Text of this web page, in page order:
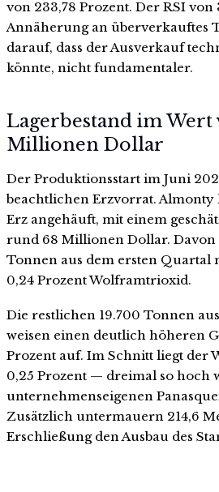
von 233,78 Prozent. Der RSI von
Annäherung an überverkauftes
darauf, dass der Ausverkauf
könnte, nicht fundamentaler.
Lagerbestand im Wert
Millionen Dollar
Der Produktionsstart im Juni
beachtlichen Erzvorrat. Almonty
Erz angehäuft, mit einem
rund 68 Millionen Dollar. Davon
Tonnen aus dem ersten Quartal
0,24 Prozent Wolframtrioxid.
Die restlichen 19.700 Tonnen
weisen einen deutlich höheren
Prozent auf. Im Schnitt liegt der
0,25 Prozent — dreimal so hoch
unternehmenseigenen
Zusätzlich untermauern 214,6
Erschließung den Ausbau des